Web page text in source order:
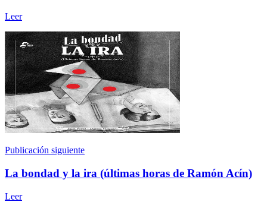
Leer
Publicación siguiente
La bondad y la ira (últimas horas de Ramón Acín)
Leer